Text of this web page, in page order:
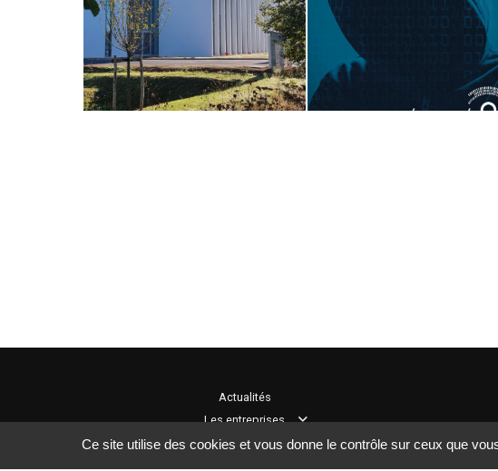
Actualités
Les entreprises
Rechercher
Le groupement
Ce site utilise des cookies et vous donne le contrôle sur ceux que